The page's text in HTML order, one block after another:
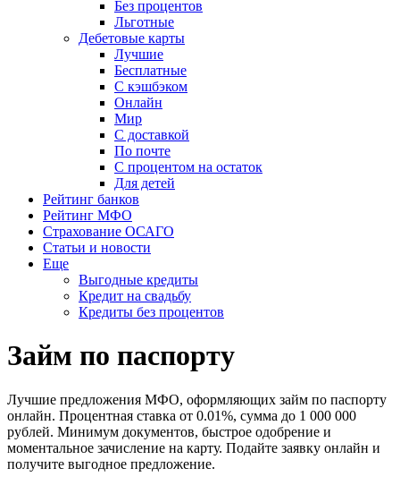
Без процентов
Льготные
Дебетовые карты
Лучшие
Бесплатные
С кэшбэком
Онлайн
Мир
С доставкой
По почте
С процентом на остаток
Для детей
Рейтинг банков
Рейтинг МФО
Страхование ОСАГО
Статьи и новости
Еще
Выгодные кредиты
Кредит на свадьбу
Кредиты без процентов
Займ по паспорту
Лучшие предложения МФО, оформляющих займ по паспорту
онлайн. Процентная ставка от 0.01%, сумма до 1 000 000
рублей. Минимум документов, быстрое одобрение и
моментальное зачисление на карту. Подайте заявку онлайн и
получите выгодное предложение.